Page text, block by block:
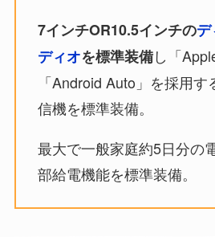
7インチOR10.5インチのデ
ディオを標準装備し「
「Android Auto」を採用
信機を標準装備。
最大で一般家庭約5日分の
部給電機能を標準装備。